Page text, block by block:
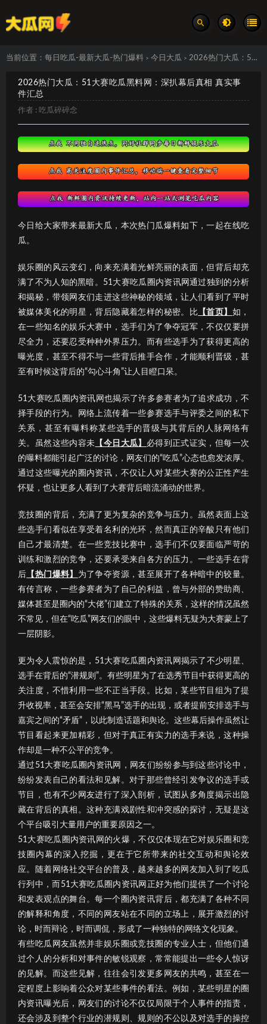
当前位置： 每日吃瓜-最新大瓜-热门爆料 > 今日大瓜 > 2026热门大瓜：51大赛吃瓜黑料网：深扒幕后真相 真实事件汇总
2026热门大瓜：51大赛吃瓜黑料网：深扒幕后真相 真实事
件汇总
作者 : 吃瓜碎碎念
今日给大家带来最新大瓜，本次热门瓜爆料如下，一起在线吃
瓜。
娱乐圈的风云变幻，向来充满着光鲜亮丽的表面，但背后却充
满了不为人知的黑暗。51大赛吃瓜圈内资讯网通过独到的分析
和揭秘，带领网友们走进这些神秘的领域，让人们看到了平时
被媒体美化的明星，背后隐藏着怎样的秘密。比 【首页】 如，
在一些知名的娱乐大赛中，选手们为了争夺冠军，不仅仅要拼
尽全力，还要忍受种种外界压力。而有些选手为了获得更高的
曝光度，甚至不得不与一些背后推手合作，才能顺利晋级，甚
至有时候这背后的“勾心斗角”让人目瞪口呆。
51大赛吃瓜圈内资讯网也揭示了许多参赛者为了追求成功，不
择手段的行为。网络上流传着一些参赛选手与评委之间的私下
关系，甚至有曝料称某些选手的晋级与其背后的人脉网络有
关。虽然这些内容未 【今日大瓜】 必得到正式证实，但每一次
的曝料都能引起广泛的讨论，网友们的“吃瓜”心态也愈发浓厚。
通过这些曝光的圈内资讯，不仅让人对某些大赛的公正性产生
怀疑，也让更多人看到了大赛背后暗流涌动的世界。
竞技圈的背后，充满了更为复杂的竞争与压力。虽然表面上这
些选手们看似在享受着名利的光环，然而真正的辛酸只有他们
自己才最清楚。在一些竞技比赛中，选手们不仅要面临严苛的
训练和激烈的竞争，还要承受来自各方的压力。一些选手在背
后 【热门爆料】 为了争夺资源，甚至展开了各种暗中的较量。
有传言称，一些参赛者为了自己的利益，曾与外部的赞助商、
媒体甚至是圈内的“大佬”们建立了特殊的关系，这样的情况虽然
不常见，但在“吃瓜”网友们的眼中，这些爆料无疑为大赛蒙上了
一层阴影。
更为令人震惊的是，51大赛吃瓜圈内资讯网揭示了不少明星、
选手在背后的“潜规则”。有些明星为了在选秀节目中获得更高的
关注度，不惜利用一些不正当手段。比如，某些节目组为了提
升收视率，甚至会安排“黑马”选手的出现，或者提前安排选手与
嘉宾之间的“矛盾”，以此制造话题和舆论。这些幕后操作虽然让
节目看起来更加精彩，但对于真正有实力的选手来说，这种操
作却是一种不公平的竞争。
通过51大赛吃瓜圈内资讯网，网友们纷纷参与到这些讨论中，
纷纷发表自己的看法和见解。对于那些曾经引发争议的选手或
节目，也有不少网友进行了深入剖析，试图从多角度揭示出隐
藏在背后的真相。这种充满戏剧性和冲突感的探讨，无疑是这
个平台吸引大量用户的重要原因之一。
51大赛吃瓜圈内资讯网的火爆，不仅仅体现在它对娱乐圈和竞
技圈内幕的深入挖掘，更在于它所带来的社交互动和舆论效
应。随着网络社交平台的普及，越来越多的网友加入到了吃瓜
行列中，而51大赛吃瓜圈内资讯网正好为他们提供了一个讨论
和发表观点的舞台。每一个圈内资讯背后，都充满了各种不同
的解释和角度，不同的网友站在不同的立场上，展开激烈的讨
论，时而辩论，时而调侃，形成了一种独特的网络文化现象。
有些吃瓜网友虽然并非娱乐圈或竞技圈的专业人士，但他们通
过个人的分析和对事件的敏锐观察，常常能提出一些令人惊讶
的见解。而这些见解，往往会引发更多网友的共鸣，甚至在一
定程度上影响着公众对某些事件的看法。例如，某些明星的圈
内资讯曝光后，网友们的讨论不仅仅局限于个人事件的指责，
还会涉及到整个行业的潜规则、规则的不公以及对选手的操控